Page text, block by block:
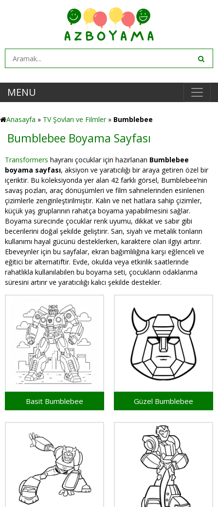
MENU
Anasayfa » TV Şovları ve Filmler» Bumblebee
Bumblebee Boyama Sayfası
Transformers hayranı çocuklar için hazırlanan Bumblebee
boyama sayfası, aksiyon ve yaratıcılığı bir araya getiren özel bir
içeriktir. Bu koleksiyonda yer alan 42 farklı görsel, Bumblebee’nin
savaş pozları, araç dönüşümleri ve film sahnelerinden esinlenen
çizimlerle zenginleştirilmiştir. Kalın ve net hatlara sahip çizimler,
küçük yaş gruplarının rahatça boyama yapabilmesini sağlar.
Boyama sürecinde çocuklar renk uyumu, dikkat ve sabır gibi
becerilerini doğal şekilde geliştirir. Sarı, siyah ve metalik tonların
kullanımı hayal gücünü desteklerken, karaktere olan ilgiyi artırır.
Ebeveynler için bu sayfalar, ekran bağımlılığına karşı eğlenceli ve
eğitici bir alternatiftir. Evde, okulda veya etkinlik saatlerinde
rahatlıkla kullanılabilen bu boyama seti, çocukların odaklanma
süresini artırır ve yaratıcılığı kalıcı şekilde destekler.
Basit Bumblebee Güzel Bumblebee